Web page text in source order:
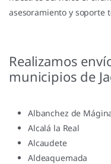
asesoramiento y soporte
Realizamos
municipios de
Albanchez de
Alcalá la Real
Alcaudete
Aldeaquemada